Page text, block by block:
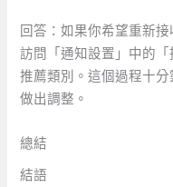
回答：如果你希望重新
訪問「通知設置」中的
推薦類別。這個過程十
做出調整。
總結
結語